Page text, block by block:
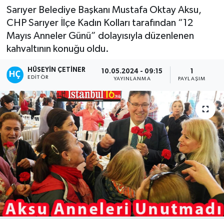
Sarıyer Belediye Başkanı Mustafa Oktay Aksu,
CHP Sarıyer İlçe Kadın Kolları tarafından “12
Mayıs Anneler Günü” dolayısıyla düzenlenen
kahvaltının konuğu oldu.
HÜSEYIN ÇETINER
EDITÖR
10.05.2024 - 09:15
YAYINLANMA
1
PAYLAŞIM